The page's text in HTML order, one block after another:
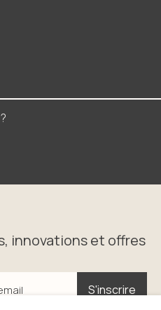
innovations et offres
S'inscrire
S'inscrire